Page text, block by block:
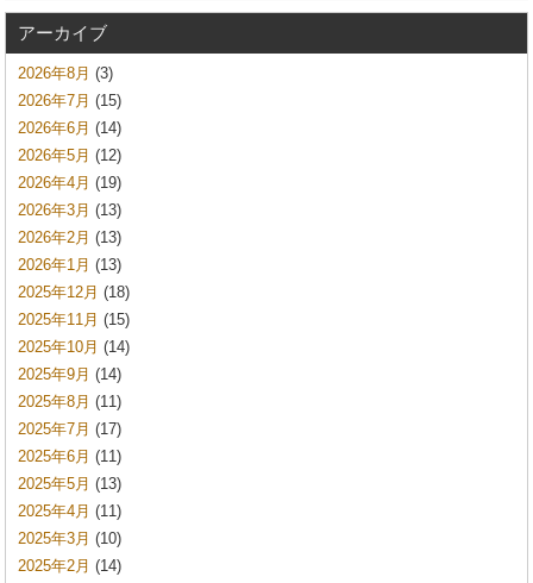
アーカイブ
2026年8月 (3)
2026年7月 (15)
2026年6月 (14)
2026年5月 (12)
2026年4月 (19)
2026年3月 (13)
2026年2月 (13)
2026年1月 (13)
2025年12月 (18)
2025年11月 (15)
2025年10月 (14)
2025年9月 (14)
2025年8月 (11)
2025年7月 (17)
2025年6月 (11)
2025年5月 (13)
2025年4月 (11)
2025年3月 (10)
2025年2月 (14)